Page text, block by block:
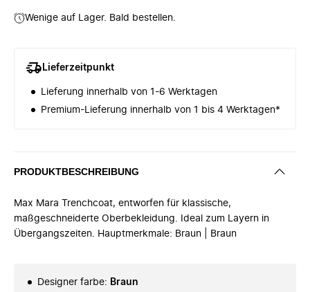
Wenige auf Lager. Bald bestellen.
Lieferzeitpunkt
Lieferung innerhalb von 1-6 Werktagen
Premium-Lieferung innerhalb von 1 bis 4 Werktagen*
PRODUKTBESCHREIBUNG
Max Mara Trenchcoat, entworfen für klassische,
maßgeschneiderte Oberbekleidung. Ideal zum Layern in
Übergangszeiten. Hauptmerkmale: Braun | Braun
Designer farbe: Braun